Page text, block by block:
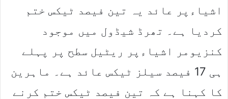
اشیاءپر عائد یہ تین فیصد ٹیکس ختم
کردیا ہے۔ تھرڈ شیڈول میں موجود
کنزیومر اشیاءپر ریٹیل سطح پر پہلے
ہی 17 فیصد سیلز ٹیکس عائد ہے۔ ماہرین
کا کہنا ہے کہ تین فیصد ٹیکس ختم کرنے